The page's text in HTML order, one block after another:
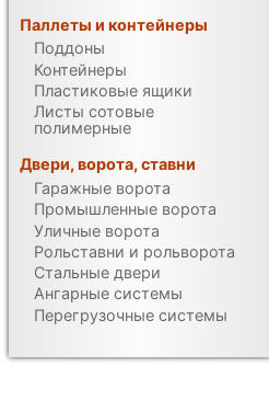
Паллеты и контейнеры
Поддоны
Контейнеры
Пластиковые ящики
Листы сотовые
полимерные
Двери, ворота, ставни
Гаражные ворота
Промышленные ворота
Уличные ворота
Рольставни и рольворота
Стальные двери
Ангарные системы
Перегрузочные системы